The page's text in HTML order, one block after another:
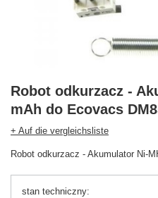
Robot odkurzacz -
mAh do Ecovacs
+ Auf die vergleichsliste
Robot odkurzacz - Akumulator Ni-
stan techniczny